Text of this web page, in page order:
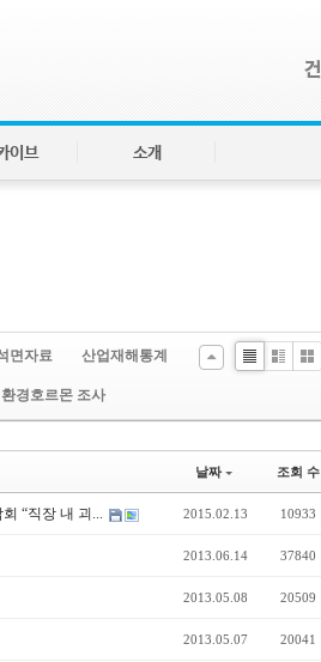
이브 소개
면자료 산업재해통계
환경호르몬 조사
Li
Zi
e
G
le
날짜 조회 수
“직장 내 괴... 2015.02.13 10933
2013.06.14 37840
2013.05.08 20509
2013.05.07 20041